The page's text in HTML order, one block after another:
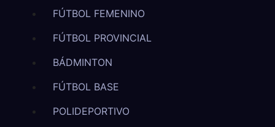
FÚTBOL FEMENINO
FÚTBOL PROVINCIAL
BÁDMINTON
FÚTBOL BASE
POLIDEPORTIVO